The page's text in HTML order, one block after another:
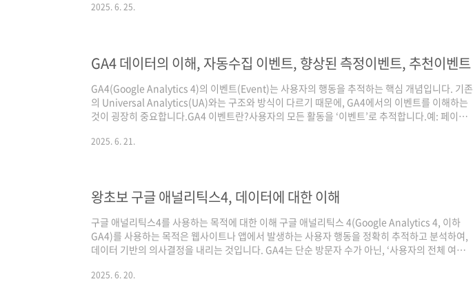
인 및 직접 설치 방법태그 안내보기 클릭설정 - 데이터 수집 및 수정 - 데이터스트립스트림ID, 측정
2025. 6. 25.
GA4 데이터의 이해, 자동수집 이벤트, 향상된 측정이벤트, 추천이벤트
GA4(Google Analytics 4)의 이벤트(Event)는 사용자의 행동을 추적하는 핵심 개념입니다. 기존
의 Universal Analytics(UA)와는 구조와 방식이 다르기 때문에, GA4에서의 이벤트를 이해하는
것이 굉장히 중요합니다.GA4 이벤트란?사용자의 모든 활동을 ‘이벤트’로 추적합니다.예: 페이지
든 데이터는 이벤트 형태로 수집됩니다. GA4 이벤트의 종류1) 자동 수집 이벤트 (Automatically
2025. 6. 21.
왕초보 구글 애널리틱스4, 데이터에 대한 이해
구글 애널리틱스4를 사용하는 목적에 대한 이해 구글 애널리틱스 4(Google Analytics 4, 이하
GA4)를 사용하는 목적은 웹사이트나 앱에서 발생하는 사용자 행동을 정확히 추적하고 분석하여,
데이터 기반의 의사결정을 내리는 것입니다. GA4는 단순 방문자 수가 아닌, ‘사용자의 전체 여
체 = 전환율이 높은 매체 찾기고품질 유저 - 또 다른 채널을 찾기 위한 수단고관여 행동 - 매출로 이
2025. 6. 20.